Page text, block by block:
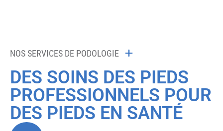
NOS SERVICES DE PODOLOGIE
DES SOINS DES PIEDS
PROFESSIONNELS POUR
DES PIEDS EN SANTÉ